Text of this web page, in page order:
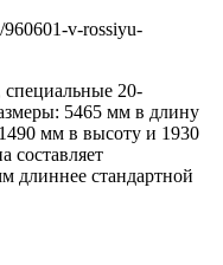
специальные 20-
5465 мм в длину
мм в высоту и 1930
составляет
длиннее стандартной